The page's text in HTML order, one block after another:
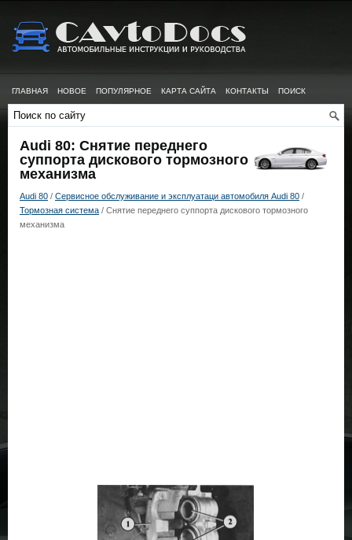
ГЛАВНАЯ НОВОЕ ПОПУЛЯРНОЕ КАРТА САЙТА КОНТАКТЫ ПОИСК
Audi 80: Снятие переднего
суппорта дискового тормозного
механизма
Audi 80 / Сервисное обслуживание и эксплуатаци автомобиля Audi 80 /
Тормозная система / Снятие переднего суппорта дискового тормозного
механизма